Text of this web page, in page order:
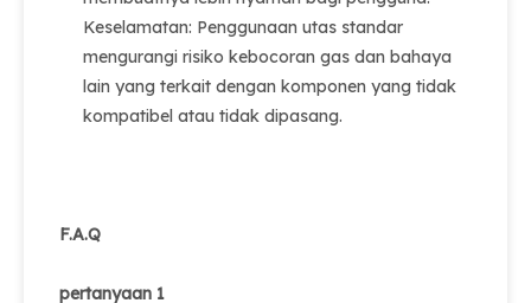
Keselamatan: Penggunaan utas standar
mengurangi risiko kebocoran gas dan bahaya
lain yang terkait dengan komponen yang tidak
kompatibel atau tidak dipasang.
F.A.Q
pertanyaan 1